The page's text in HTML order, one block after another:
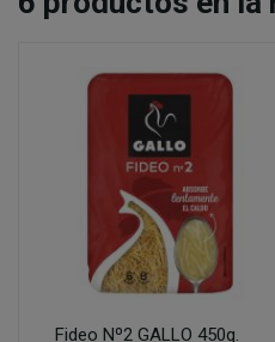
Fideo Nº2 GALLO 450g.